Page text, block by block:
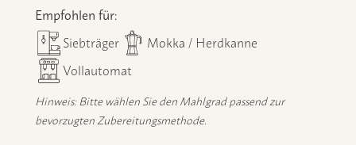
Empfohlen für:
Siebträger
Mokka / Herdkanne
Vollautomat
Hinweis: Bitte wählen Sie den Mahlgrad passend zur
bevorzugten Zubereitungsmethode.